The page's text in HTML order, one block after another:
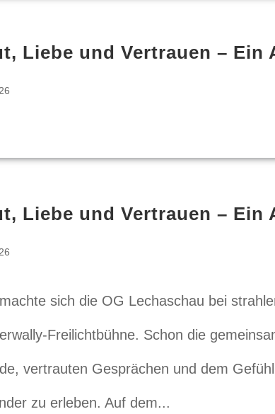
Liebe und Vertrauen – Ein
Liebe und Vertrauen – Ein
sich die OG Lechaschau bei
Schon die
vertrauten Gesprächen und dem
zu erleben. Auf dem...